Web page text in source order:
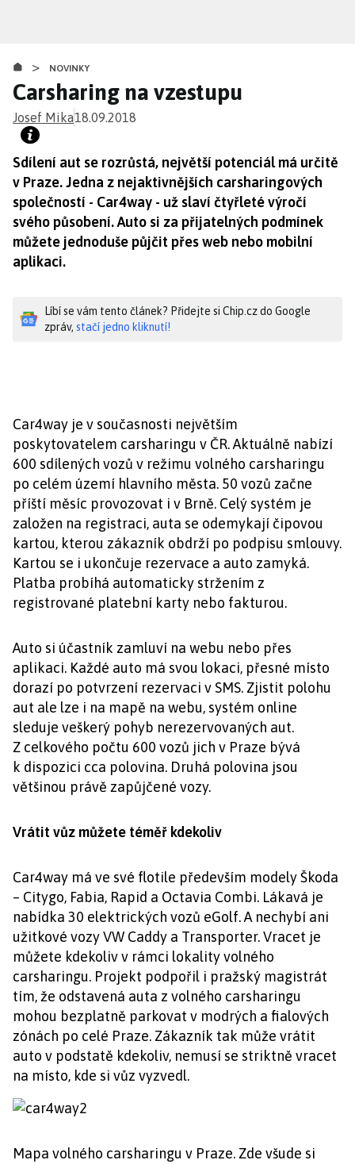
obsahu
> NOVINKY
Carsharing na vzestupu
Josef Mika18.09.2018
Sdílení aut se rozrůstá, největší potenciál má určitě
v Praze. Jedna z nejaktivnějších carsharingových
společností - Car4way - už slaví čtyřleté výročí
svého působení. Auto si za přijatelných podmínek
můžete jednoduše půjčit přes web nebo mobilní
aplikaci.
Líbí se vám tento článek? Přidejte si Chip.cz do Google
zpráv, stačí jedno kliknutí!
Car4way je v současnosti největším
poskytovatelem carsharingu v ČR. Aktuálně nabízí
600 sdílených vozů v režimu volného carsharingu
po celém území hlavního města. 50 vozů začne
příští měsíc provozovat i v Brně. Celý systém je
založen na registraci, auta se odemykají čipovou
kartou, kterou zákazník obdrží po podpisu smlouvy.
Kartou se i ukončuje rezervace a auto zamyká.
Platba probíhá automaticky stržením z
registrované platební karty nebo fakturou.
Auto si účastník zamluví na webu nebo přes
aplikaci. Každé auto má svou lokaci, přesné místo
dorazí po potvrzení rezervaci v SMS. Zjistit polohu
aut ale lze i na mapě na webu, systém online
sleduje veškerý pohyb nerezervovaných aut.
Z celkového počtu 600 vozů jich v Praze bývá
k dispozici cca polovina. Druhá polovina jsou
většinou právě zapůjčené vozy.
Vrátit vůz můžete téměř kdekoliv
Car4way má ve své flotile především modely Škoda
– Citygo, Fabia, Rapid a Octavia Combi. Lákavá je
nabídka 30 elektrických vozů eGolf. A nechybí ani
užitkové vozy VW Caddy a Transporter. Vracet je
můžete kdekoliv v rámci lokality volného
carsharingu. Projekt podpořil i pražský magistrát
tím, že odstavená auta z volného carsharingu
mohou bezplatně parkovat v modrých a fialových
zónách po celé Praze. Zákazník tak může vrátit
auto v podstatě kdekoliv, nemusí se striktně vracet
na místo, kde si vůz vyzvedl.
Mapa volného carsharingu v Praze. Zde všude si